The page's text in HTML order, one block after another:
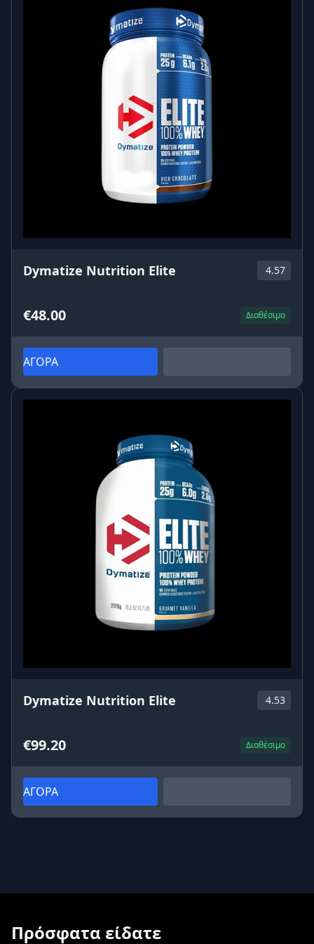
επιλογή που αποδίδει πραγματικά. 💪🔥
Dymatize Nutrition Elite 4.57
€48.00 Διαθέσιμο
ΑΓΟΡΑ
Dymatize Nutrition Elite 4.53
€99.20 Διαθέσιμο
ΑΓΟΡΑ
Πρόσφατα είδατε